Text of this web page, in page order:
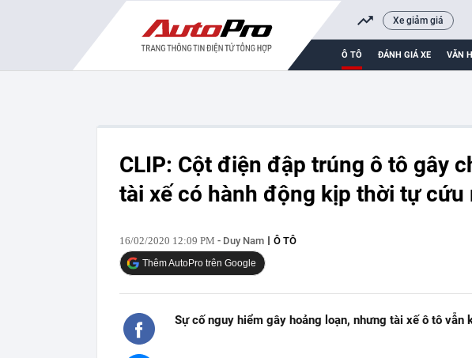
Xe giảm giá
Ô TÔ ĐÁNH GIÁ XE VĂN
CLIP: Cột điện đập trúng ô tô gây
tài xế có hành động kịp thời tự cứu
16/02/2020 12:09 PM - Duy Nam Ô TÔ
Thêm AutoPro trên Google
Sự cố nguy hiểm gây hoảng loạn, nhưng tài xế ô tô vẫn